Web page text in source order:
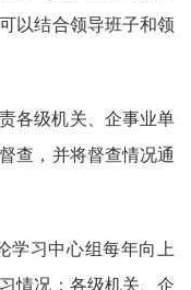
以结合领导班子和领
级机关、企事业单
查，并将督查情况通
习中心组每年向上
情况；各级机关、企